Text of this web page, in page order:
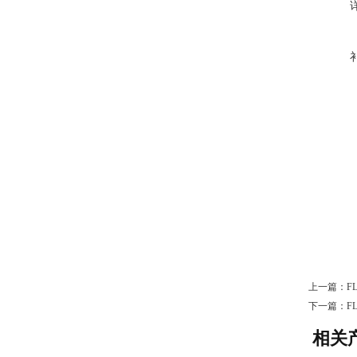
上一篇：
下一篇：
相关